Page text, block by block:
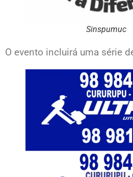
Sinspumuc
O evento incluirá uma série